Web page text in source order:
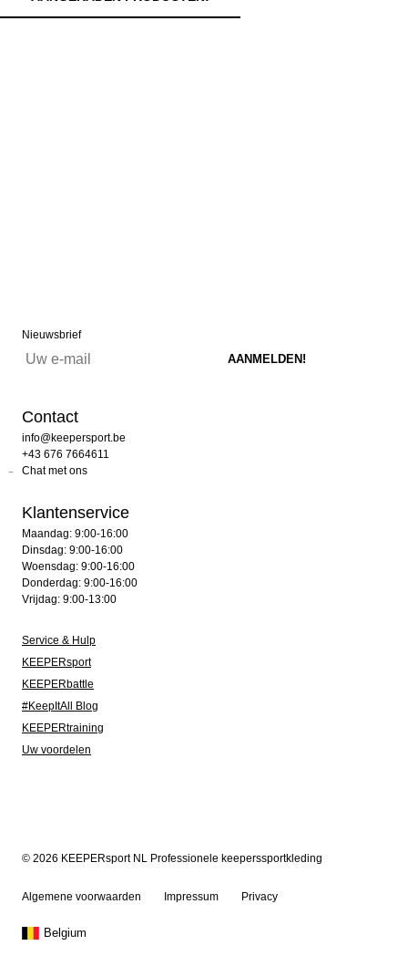
Nieuwsbrief
Contact
info@keepersport.be
+43 676 7664611
Chat met ons
Klantenservice
Maandag: 9:00-16:00
Dinsdag: 9:00-16:00
Woensdag: 9:00-16:00
Donderdag: 9:00-16:00
Vrijdag: 9:00-13:00
Service & Hulp
KEEPERsport
KEEPERbattle
#KeepItAll Blog
KEEPERtraining
Uw voordelen
© 2026 KEEPERsport NL Professionele keeperssportkleding
Algemene voorwaarden Impressum Privacy
Belgium